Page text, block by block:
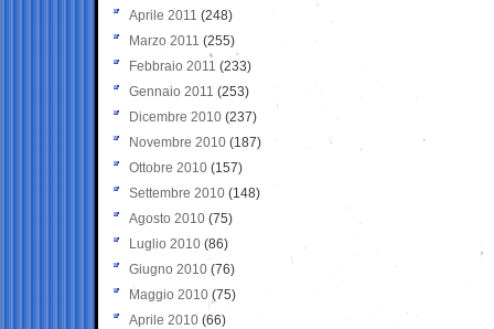
Aprile 2011 (248)
Marzo 2011 (255)
Febbraio 2011 (233)
Gennaio 2011 (253)
Dicembre 2010 (237)
Novembre 2010 (187)
Ottobre 2010 (157)
Settembre 2010 (148)
Agosto 2010 (75)
Luglio 2010 (86)
Giugno 2010 (76)
Maggio 2010 (75)
Aprile 2010 (66)